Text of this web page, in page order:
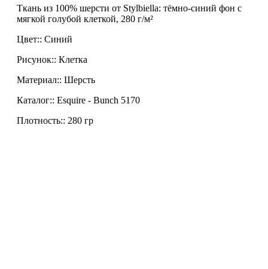
Ткань из 100% шерсти от Stylbiella: тёмно-синий фон с
мягкой голубой клеткой, 280 г/м²
Цвет:: Синий
Рисунок:: Клетка
Материал:: Шерсть
Каталог:: Esquire - Bunch 5170
Плотность:: 280 гр